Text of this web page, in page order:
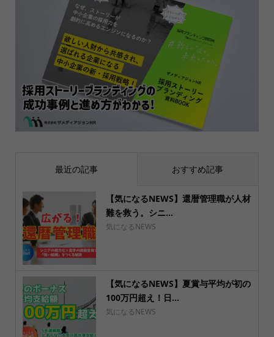
最近の記事 おすすめ記事
【気になるNEWS】還暦管理職が人材
難を救う。シニ...
気になるNEWS
【気になるNEWS】夏賞与平均が初の
100万円超え！日...
気になるNEWS